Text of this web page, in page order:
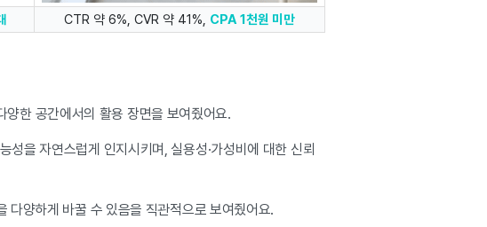
CTR 약 6%, CVR 약 41%, CPA 1천원 미만
한 공간에서의 활용 장면을 보여줬어요.
성을 자연스럽게 인지시키며, 실용성·가성비에 대한 신뢰
다양하게 바꿀 수 있음을 직관적으로 보여줬어요.